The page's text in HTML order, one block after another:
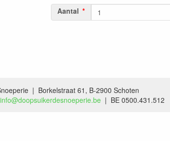
Aantal
| Borkelstraat 61, B-2900 Schoten
info@doopsuikerdesnoeperie.be | BE 0500.431.512